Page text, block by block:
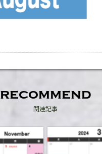
recommend
関連記事